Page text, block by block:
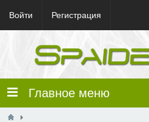
Войти Регистрация
Главное меню